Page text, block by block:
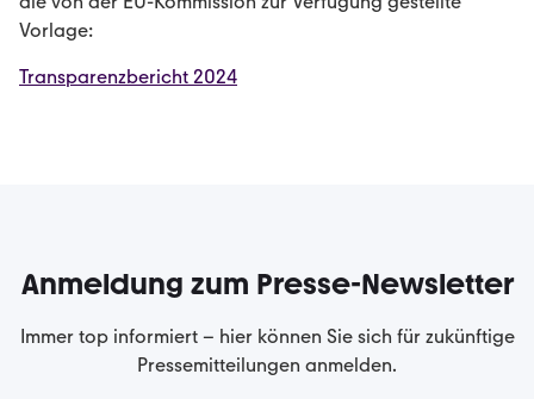
Vorlage:
Transparenzbericht 2024
Anmeldung zum Presse-Newsletter
Immer top informiert – hier können Sie sich für zukünftige
Pressemitteilungen anmelden.